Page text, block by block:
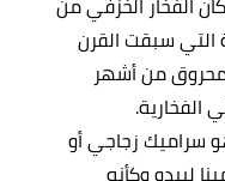
التي سبقت القرن
من أشهر
الفخارية.
سراميك زجاجي أو